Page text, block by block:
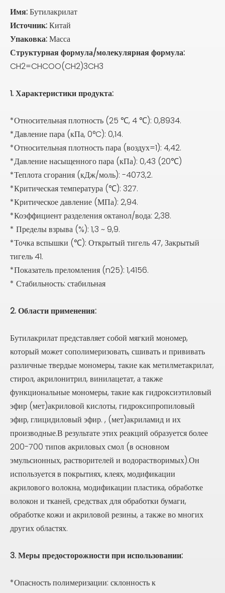
Имя:Бутилакрилат
Источник:Китай
Упаковка:Масса
Структурная формула/молекулярная формула:
CH2=CHCOO(CH2)3CH3
1. Характеристики продукта:
*Относительная плотность (25 ℃, 4 ℃): 0,8934.
*Давление пара (кПа, 0°C): 0,14.
*Относительная плотность пара (воздух=1): 4,42.
*Давление насыщенного пара (кПа): 0,43 (20℃)
*Теплота сгорания (кДж/моль): -4073,2.
*Критическая температура (℃): 327.
*Критическое давление (МПа): 2,94.
*Коэффициент разделения октанол/вода: 2,38.
* Пределы взрыва (%): 1,3 ~ 9,9.
*Точка вспышки (℃): Открытый тигель 47, Закрытый
тигель 41.
*Показатель преломления (n25): 1,4156.
* Стабильность: стабильная
2. Области применения:
Бутилакрилат представляет собой мягкий мономер,
который может сополимеризовать, сшивать и прививать
различные твердые мономеры, такие как метилметакрилат,
стирол, акрилонитрил, винилацетат, а также
функциональные мономеры, такие как гидроксиэтиловый
эфир (мет)акриловой кислоты, гидроксипропиловый
эфир, глицидиловый эфир. , (мет)акриламид и их
производные.В результате этих реакций образуется более
200-700 типов акриловых смол (в основном
эмульсионных, растворителей и водорастворимых).Он
используется в покрытиях, клеях, модификации
акрилового волокна, модификации пластика, обработке
волокон и тканей, средствах для обработки бумаги,
обработке кожи и акриловой резины, а также во многих
других областях.
3. Меры предосторожности при использовании:
*Опасность полимеризации: склонность к